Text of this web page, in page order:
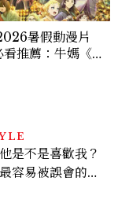
暑假動漫片
推薦：牛媽《黃
是不是喜歡我？
容易被誤會的感